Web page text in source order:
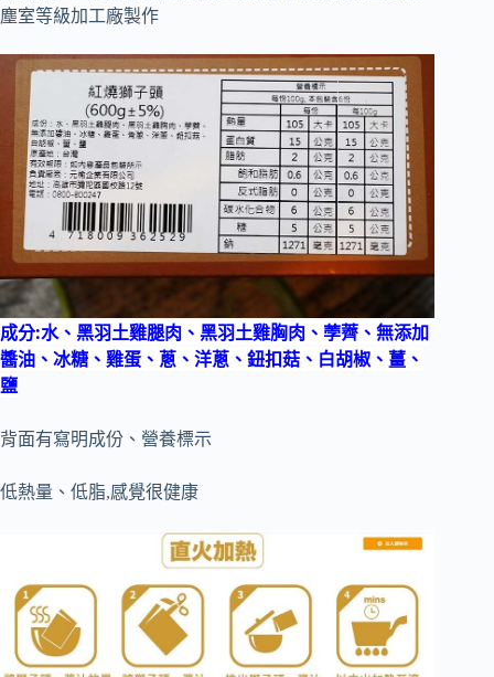
塵室等級加工廠製作
成分:水、黑羽土雞腿肉、黑羽土雞胸肉、荸薺、無添加
醬油、冰糖、雞蛋、蔥、洋蔥、鈕扣菇、白胡椒、薑、
鹽
背面有寫明成份、營養標示
低熱量、低脂,感覺很健康